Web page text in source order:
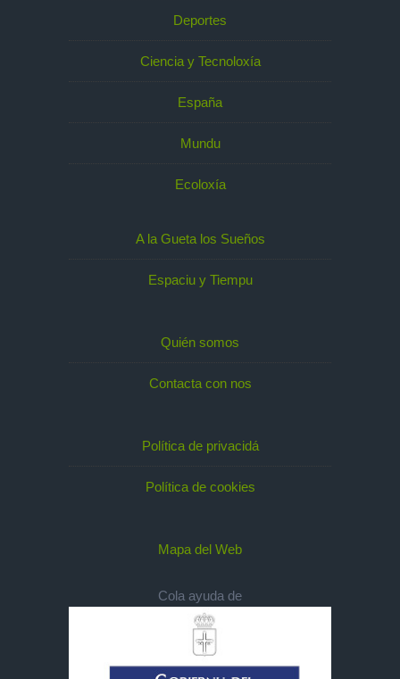
Deportes
Ciencia y Tecnoloxía
España
Mundu
Ecoloxía
A la Gueta los Sueños
Espaciu y Tiempu
Quién somos
Contacta con nos
Política de privacidá
Política de cookies
Mapa del Web
Cola ayuda de